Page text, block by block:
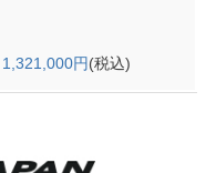
1,321,000円(税込)